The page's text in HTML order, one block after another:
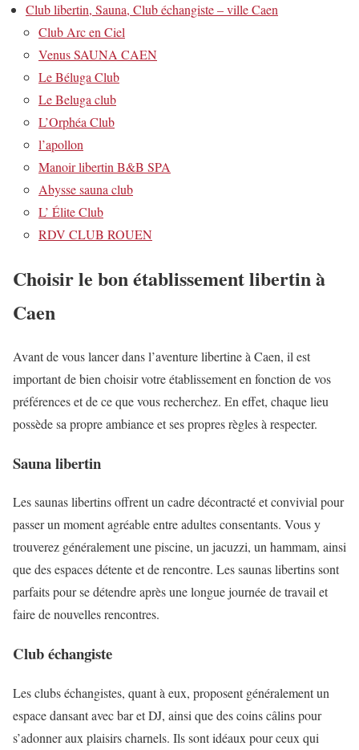
Club libertin, Sauna, Club échangiste – ville Caen
Club Arc en Ciel
Venus SAUNA CAEN
Le Béluga Club
Le Beluga club
L’Orphéa Club
l’apollon
Manoir libertin B&B SPA
Abysse sauna club
L’ Élite Club
RDV CLUB ROUEN
Choisir le bon établissement libertin à
Caen
Avant de vous lancer dans l’aventure libertine à Caen, il est
important de bien choisir votre établissement en fonction de vos
préférences et de ce que vous recherchez. En effet, chaque lieu
possède sa propre ambiance et ses propres règles à respecter.
Sauna libertin
Les saunas libertins offrent un cadre décontracté et convivial pour
passer un moment agréable entre adultes consentants. Vous y
trouverez généralement une piscine, un jacuzzi, un hammam, ainsi
que des espaces détente et de rencontre. Les saunas libertins sont
parfaits pour se détendre après une longue journée de travail et
faire de nouvelles rencontres.
Club échangiste
Les clubs échangistes, quant à eux, proposent généralement un
espace dansant avec bar et DJ, ainsi que des coins câlins pour
s’adonner aux plaisirs charnels. Ils sont idéaux pour ceux qui